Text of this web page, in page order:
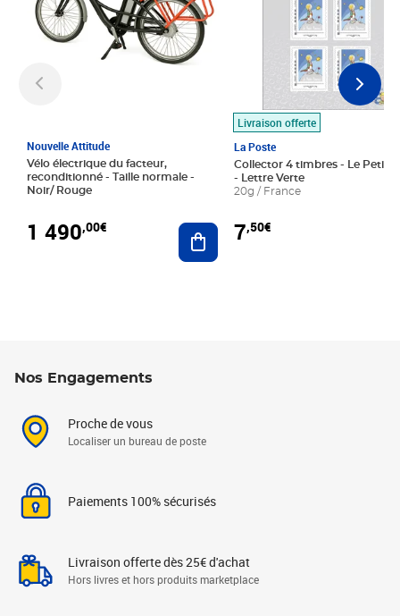
Nouvelle Attitude
Vélo électrique du facteur,
reconditionné - Taille normale -
Noir/ Rouge
1 490,00€ Ajouter au panier
Livraison offerte
La Poste
Collector 4 timbres - Le Petit
- Lettre Verte
20g / France
7,50€
Nos Engagements
Proche de vous
Localiser un bureau de poste
Paiements 100% sécurisés
Livraison offerte dès 25€ d'achat
Hors livres et hors produits marketplace